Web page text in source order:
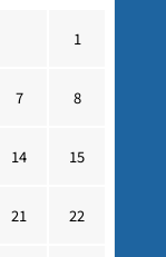
1
7 8
14 15
21 22